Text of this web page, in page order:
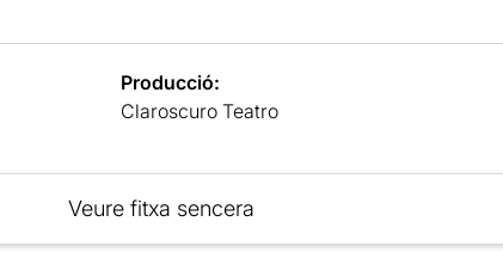
Producció:
Claroscuro Teatro
Veure fitxa sencera